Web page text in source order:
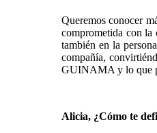
Queremos conocer
comprometida con la
también en la
compañía,
GUINAMA y lo que
Alicia, ¿Cómo te